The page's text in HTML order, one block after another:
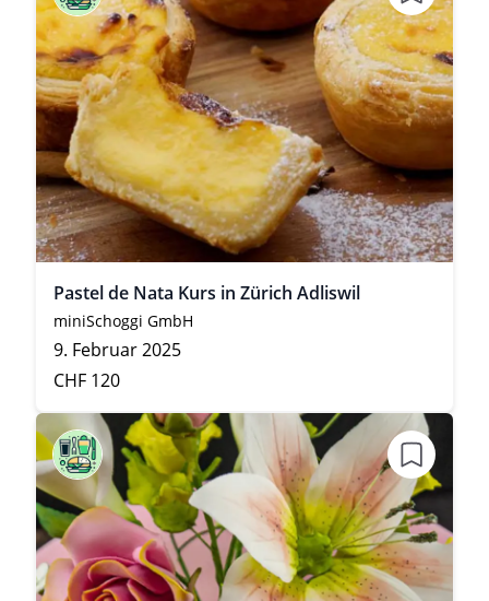
Pastel de Nata Kurs in Zürich Adliswil
miniSchoggi GmbH
9. Februar 2025
CHF 120